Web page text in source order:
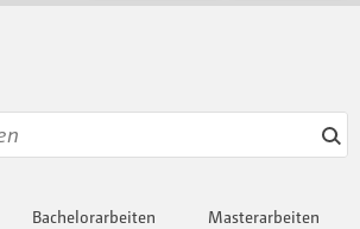
Bachelorarbeiten Masterarbeiten